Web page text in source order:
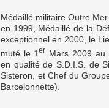
Médaillé militaire Outre
en 1999, Médaillé de la
exceptionnel en 2000, le
muté le 1er Mars 2009 au
en qualité de S.D.I.S. de
Sisteron, et Chef du
Barcelonnette).